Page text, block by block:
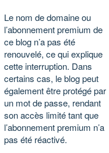
Le nom de domaine ou
l’abonnement premium de
ce blog n’a pas été
renouvelé, ce qui explique
cette interruption. Dans
certains cas, le blog peut
également être protégé par
un mot de passe, rendant
son accès limité tant que
l’abonnement premium n’a
pas été réactivé.